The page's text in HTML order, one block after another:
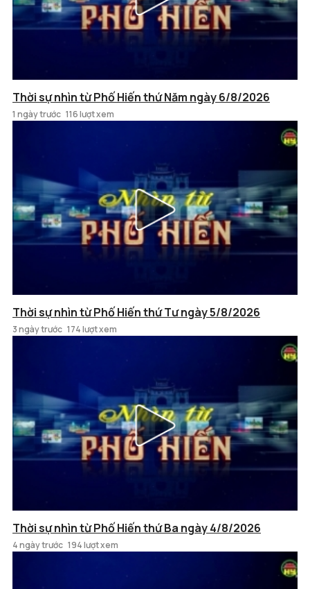
Thời sự nhìn từ Phố Hiến thứ Năm ngày 6/8/2026
1 ngày trước 116 lượt xem
Thời sự nhìn từ Phố Hiến thứ Tư ngày 5/8/2026
3 ngày trước 174 lượt xem
Thời sự nhìn từ Phố Hiến thứ Ba ngày 4/8/2026
4 ngày trước 194 lượt xem